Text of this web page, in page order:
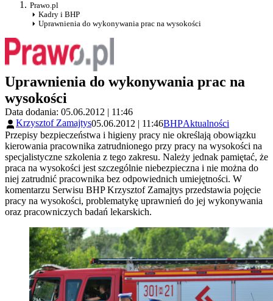
Prawo.pl
Kadry i BHP
Uprawnienia do wykonywania prac na wysokości
Uprawnienia do wykonywania prac na
wysokości
Data dodania: 05.06.2012 | 11:46
Krzysztof Zamajtys05.06.2012 | 11:46BHPAktualności
Przepisy bezpieczeństwa i higieny pracy nie określają obowiązku
kierowania pracownika zatrudnionego przy pracy na wysokości na
specjalistyczne szkolenia z tego zakresu. Należy jednak pamiętać, że
praca na wysokości jest szczególnie niebezpieczna i nie można do
niej zatrudnić pracownika bez odpowiednich umiejętności. W
komentarzu Serwisu BHP Krzysztof Zamajtys przedstawia pojęcie
pracy na wysokości, problematykę uprawnień do jej wykonywania
oraz pracowniczych badań lekarskich.